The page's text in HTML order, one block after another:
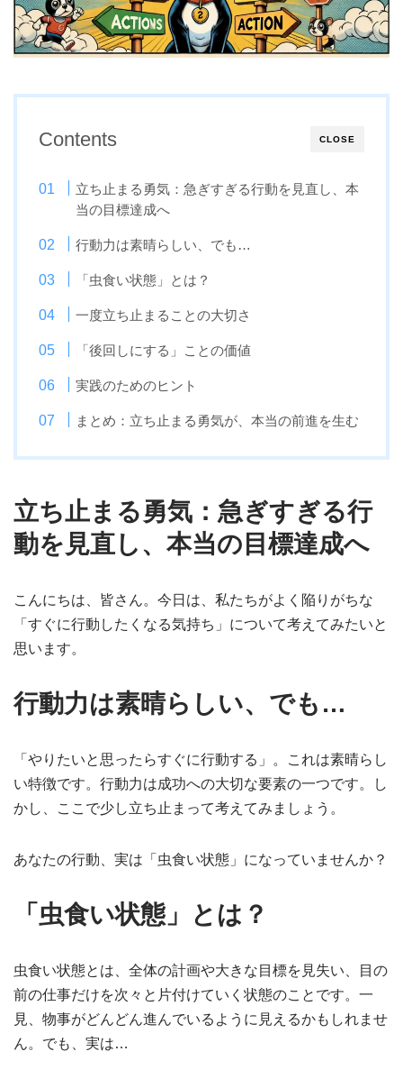
CLOSE
Contents
立ち止まる勇気：急ぎすぎる行動を見直し、本
当の目標達成へ
行動力は素晴らしい、でも…
「虫食い状態」とは？
一度立ち止まることの大切さ
「後回しにする」ことの価値
実践のためのヒント
まとめ：立ち止まる勇気が、本当の前進を生む
立ち止まる勇気：急ぎすぎる行
動を見直し、本当の目標達成へ
こんにちは、皆さん。今日は、私たちがよく陥りがちな
「すぐに行動したくなる気持ち」について考えてみたいと
思います。
行動力は素晴らしい、でも…
「やりたいと思ったらすぐに行動する」。これは素晴らし
い特徴です。行動力は成功への大切な要素の一つです。し
かし、ここで少し立ち止まって考えてみましょう。
あなたの行動、実は「虫食い状態」になっていませんか？
「虫食い状態」とは？
虫食い状態とは、全体の計画や大きな目標を見失い、目の
前の仕事だけを次々と片付けていく状態のことです。一
見、物事がどんどん進んでいるように見えるかもしれませ
ん。でも、実は…